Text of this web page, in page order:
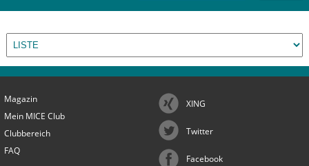
Magazin
Mein MICE Club
Clubbereich
FAQ
XING
Twitter
Facebook